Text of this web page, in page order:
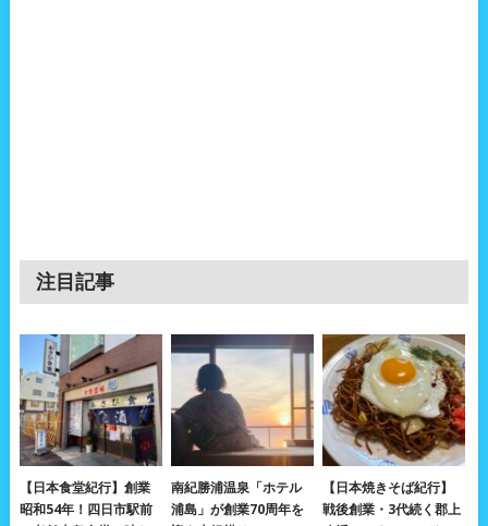
注目記事
【日本食堂紀行】創業
昭和54年！四日市駅前
南紀勝浦温泉「ホテル
浦島」が創業70周年を
【日本焼きそば紀行】
戦後創業・3代続く郡上